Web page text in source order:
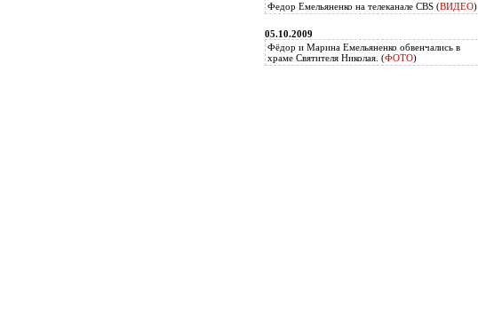
Федор Емельяненко на телеканале CBS (ВИДЕО)
05.10.2009
Фёдор и Марина Емельяненко обвенчались в
храме Святителя Николая. (ФОТО)